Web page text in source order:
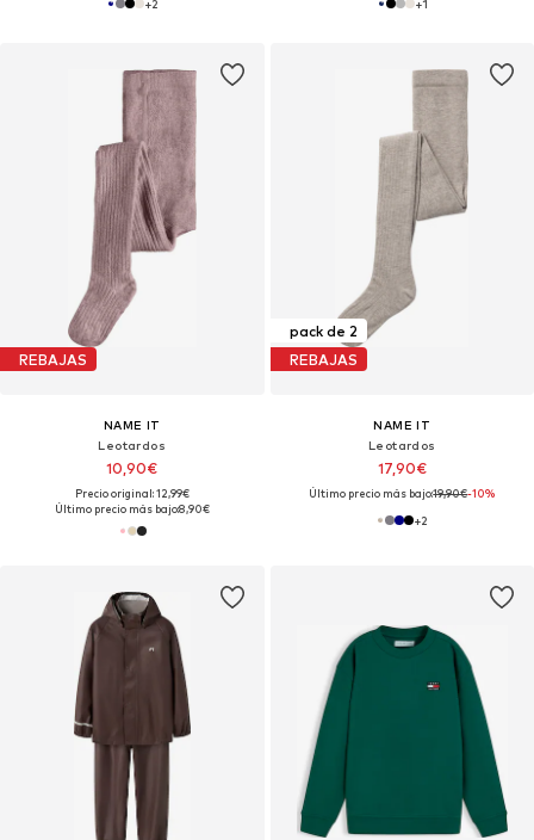
+2 +1
REBAJAS
NAME IT
Leotardos
10,90€
Precio original: 12,99€
Último precio más bajo:8,90€
pack de 2
REBAJAS
NAME IT
Leotardos
17,90€
Último precio más bajo:19,90€-10%
+2